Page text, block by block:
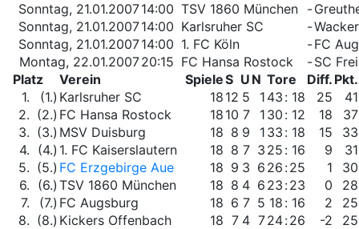
Sonntag, 21.01.200714:00 TSV 1860 München -
Sonntag, 21.01.200714:00 Karlsruher SC -
Sonntag, 21.01.200714:00 1. FC Köln -FC
Montag, 22.01.200720:15 FC Hansa Rostock -SC
Platz
Verein SpieleS U N Tore Diff. Pkt.
1.
(1.) Karlsruher SC 18 12 5 1 43 : 18 25
41
2. (2.) FC Hansa Rostock 18 10 7 1 30 : 12 18
37
3. (3.) MSV Duisburg 18 8 9 1 33 : 18 15
33
4. (4.) 1. FC Kaiserslautern 18 8 7 3 25 : 16 9
31
5. (5.) FC Erzgebirge Aue 18 9 3 6 26 :25 1
30
6. (6.) TSV 1860 München 18 8 4 6 23 :23 0
28
7.
(7.) FC Augsburg 18 6 7 5 18 : 16 2
25
8. (8.) Kickers Offenbach 18 7 4 724:26 -2
25